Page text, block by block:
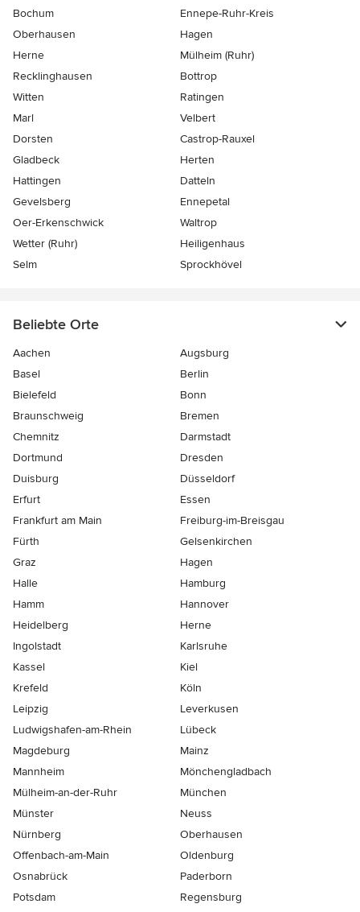
Bochum
Ennepe-Ruhr-Kreis
Oberhausen
Hagen
Herne
Mülheim (Ruhr)
Recklinghausen
Bottrop
Witten
Ratingen
Marl
Velbert
Dorsten
Castrop-Rauxel
Gladbeck
Herten
Hattingen
Datteln
Gevelsberg
Ennepetal
Oer-Erkenschwick
Waltrop
Wetter (Ruhr)
Heiligenhaus
Selm
Sprockhövel
Beliebte Orte
Aachen
Augsburg
Basel
Berlin
Bielefeld
Bonn
Braunschweig
Bremen
Chemnitz
Darmstadt
Dortmund
Dresden
Duisburg
Düsseldorf
Erfurt
Essen
Frankfurt am Main
Freiburg-im-Breisgau
Fürth
Gelsenkirchen
Graz
Hagen
Halle
Hamburg
Hamm
Hannover
Heidelberg
Herne
Ingolstadt
Karlsruhe
Kassel
Kiel
Krefeld
Köln
Leipzig
Leverkusen
Ludwigshafen-am-Rhein
Lübeck
Magdeburg
Mainz
Mannheim
Mönchen­gladbach
Mülheim-an-der-Ruhr
München
Münster
Neuss
Nürnberg
Oberhausen
Offenbach-am-Main
Oldenburg
Osnabrück
Paderborn
Potsdam
Regensburg